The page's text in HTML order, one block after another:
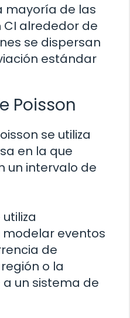
mayoría de las
CI alrededor de
se dispersan
estándar
Poisson
se utiliza
en la que
un intervalo de
eventos
de
o la
un sistema de